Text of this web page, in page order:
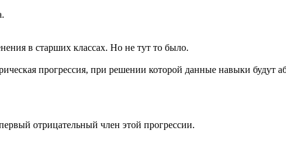
в старших классах. Но не тут то было.
прогрессия, при решении которой данные навыки будут
отрицательный член этой прогрессии.